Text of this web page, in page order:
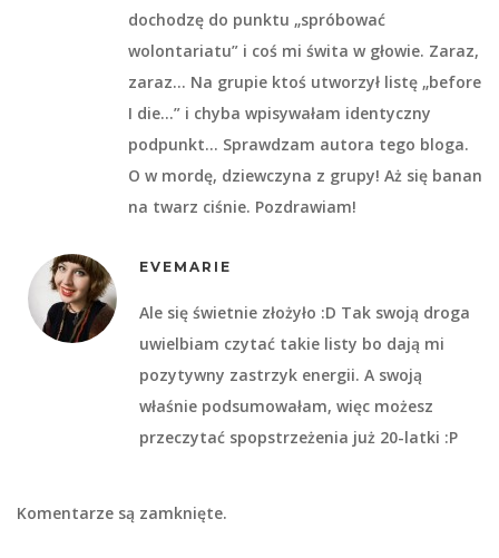
dochodzę do punktu „spróbować
wolontariatu” i coś mi świta w głowie. Zaraz,
zaraz… Na grupie ktoś utworzył listę „before
I die…” i chyba wpisywałam identyczny
podpunkt… Sprawdzam autora tego bloga.
O w mordę, dziewczyna z grupy! Aż się banan
na twarz ciśnie. Pozdrawiam!
EVEMARIE
Ale się świetnie złożyło :D Tak swoją droga
uwielbiam czytać takie listy bo dają mi
pozytywny zastrzyk energii. A swoją
właśnie podsumowałam, więc możesz
przeczytać spopstrzeżenia już 20-latki :P
Komentarze są zamknięte.